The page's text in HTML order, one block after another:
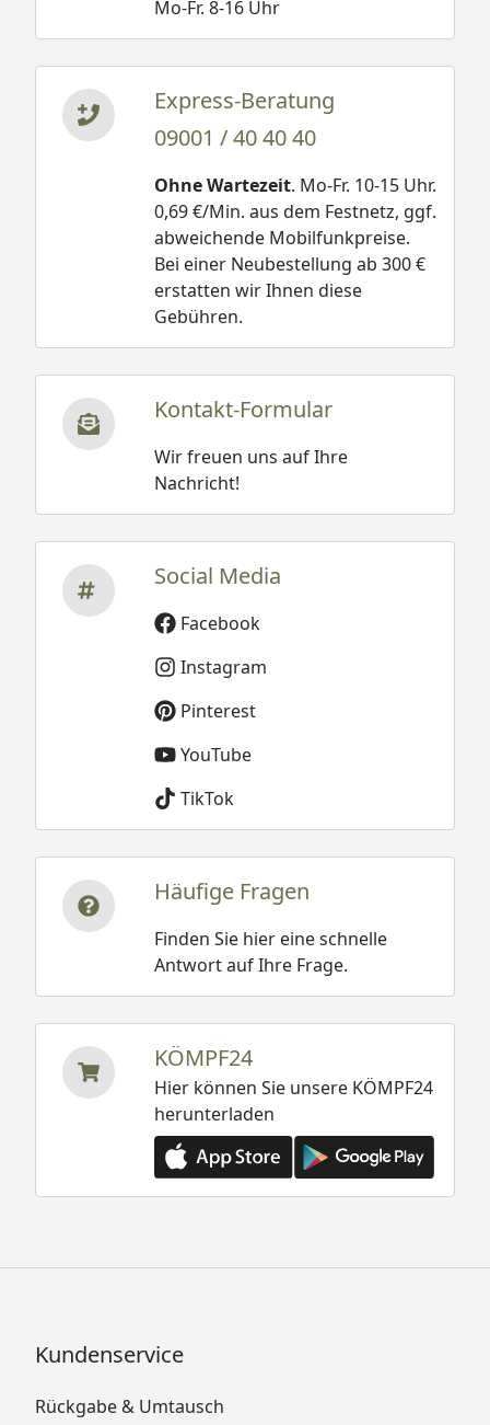
Mo-Fr. 8-16 Uhr
Express-Beratung
09001 / 40 40 40
Ohne Wartezeit. Mo-Fr. 10-15 Uhr.
0,69 €/Min. aus dem Festnetz, ggf.
abweichende Mobilfunkpreise.
Bei einer Neubestellung ab 300 €
erstatten wir Ihnen diese
Gebühren.
Kontakt-Formular
Wir freuen uns auf Ihre
Nachricht!
Social Media
Facebook
Instagram
Pinterest
YouTube
TikTok
Häufige Fragen
Finden Sie hier eine schnelle
Antwort auf Ihre Frage.
KÖMPF24
Hier können Sie unsere KÖMPF24
herunterladen
Kundenservice
Rückgabe & Umtausch